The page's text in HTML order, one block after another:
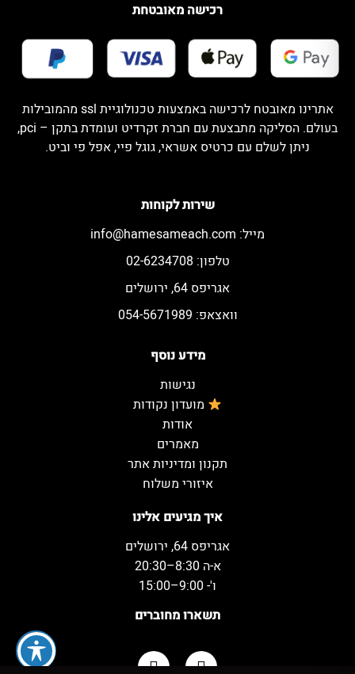
איך מגיעים אלינו
אגריפס 64, ירושלים
א-ה 8:30–20:30
ו'- 9:00–15:00
תשארו מחוברים
מידע נוסף
נגישות
מועדון נקודות
אודות
מאמרים
תקנון ומדיניות אתר
איזורי משלוח
שירות לקוחות
מייל: info@hamesameach.com
טלפון: 02-6234708
אגריפס 64, ירושלים
וואצאפ: 054-5671989
רכישה מאובטחת
אתרינו מאובטח לרכישה באמצעות טכנולוגיית ssl מהמובילות
בעולם. הסליקה מתבצעת עם חברת זקרדיט ועומדת בתקן – pci,
ניתן לשלם עם כרטיס אשראי, גוגל פיי, אפל פי וביט.